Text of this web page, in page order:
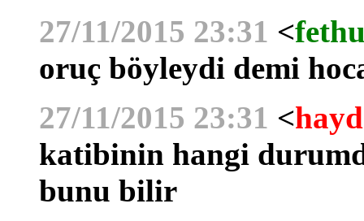
27/11/2015 23:31 <
oruç böyleydi demi
27/11/2015 23:31 <
katibinin hangi
bunu bilir